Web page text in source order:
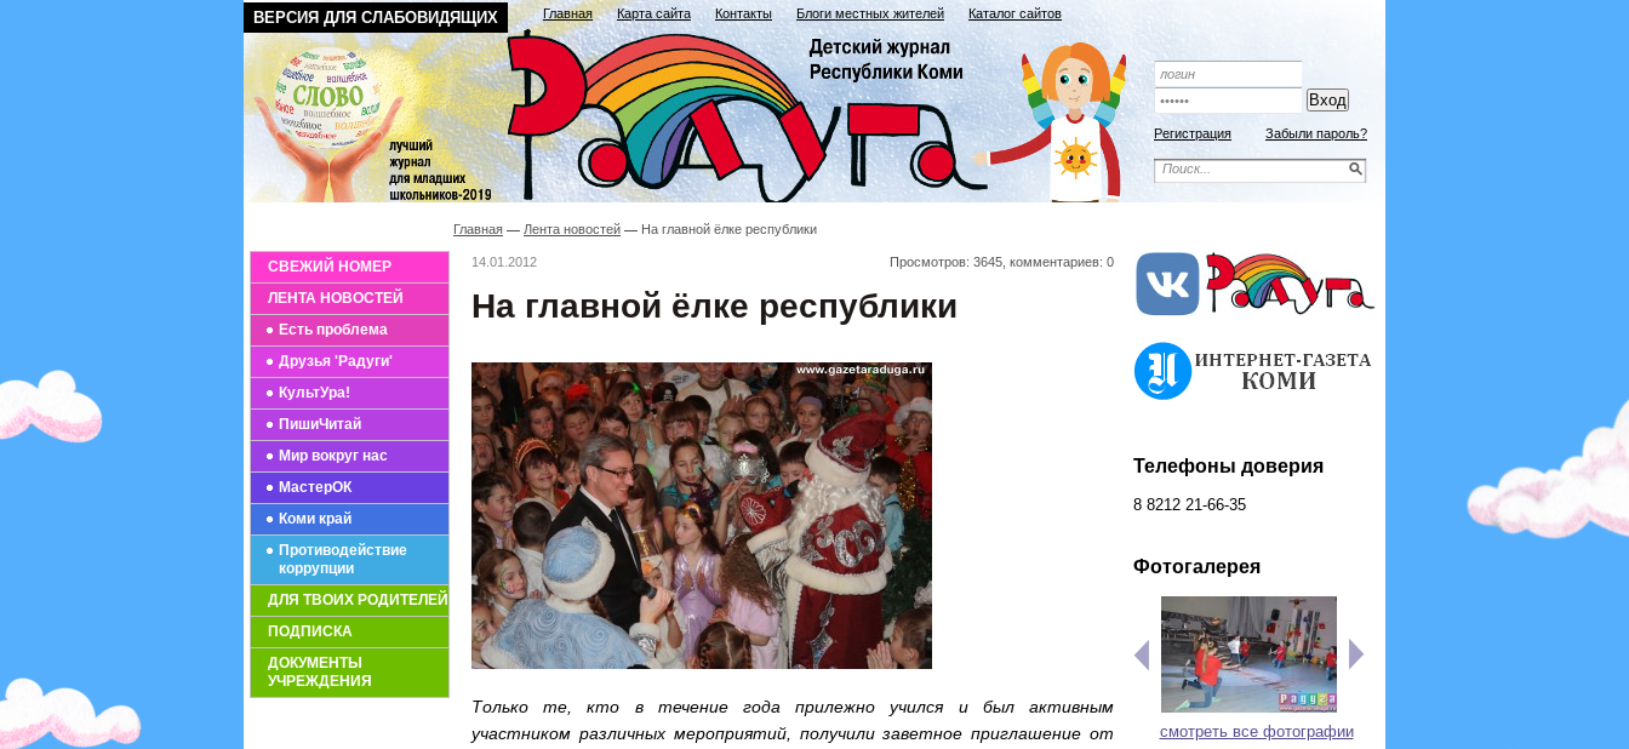
ВЕРСИЯ ДЛЯ СЛАБОВИДЯЩИХ Главная Карта сайта Контакты Блоги местных жителей Каталог сайтов
Регистрация Забыли пароль?
СВЕЖИЙ НОМЕР
ЛЕНТА НОВОСТЕЙ
Есть проблема
Друзья 'Радуги'
КультУра!
ПишиЧитай
Мир вокруг нас
МастерОК
Коми край
Противодействие
коррупции
ДЛЯ ТВОИХ РОДИТЕЛЕЙ
ПОДПИСКА
ДОКУМЕНТЫ
УЧРЕЖДЕНИЯ
Главная Лента новостей На главной ёлке республики
14.01.2012 Просмотров: 3645, комментариев: 0
На главной ёлке республики
Только те, кто в течение года прилежно учился и был активным
участником различных мероприятий, получили заветное приглашение от
Телефоны доверия
8 8212 21-66-35
Фотогалерея
смотреть все фотографии